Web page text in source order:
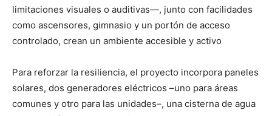
limitaciones visuales o auditivas—, junto con facilidades
como ascensores, gimnasio y un portón de acceso
controlado, crean un ambiente accesible y activo
Para reforzar la resiliencia, el proyecto incorpora paneles
solares, dos generadores eléctricos –uno para áreas
comunes y otro para las unidades–, una cisterna de agua